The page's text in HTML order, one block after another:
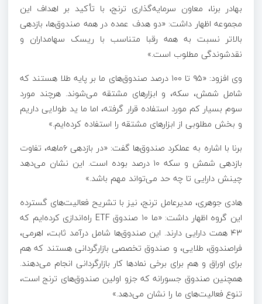
بهادر برنا، معاون سرمایه‌گذاری ترنج، با تأکید بر اهداف این
مجموعه اظهار داشت: «دو هدف عمده در همه صندوق‌ها، بازدهی
بالاتر نسبت به همه رقبا متناسب با ریسک سهامداران و
نقدشوندگی مطلوب است.»
وی افزود: «۹۵ تا ۱۰۰ درصد صندوق‌های ما بر پایه طلا هستند که
شامل شمش، سکه، و ابزارهای مشتقه می‌شوند. هرچند مورد
سوم بسیار کم مورد استفاده قرار گرفته، اما ما ید طولایی داریم
و بخش مطلوبی از ابزارهای مشتقه را استفاده کرده‌ایم.»
برنا با اشاره به عملکرد صندوق‌ها گفت: «در بازدهی ۶ماهه، تفاوت
بازدهی شمش و سکه ۱۰ درصد بوده است. این نشان می‌دهد
چینش دارایی تا چه حد می‌تواند مهم باشد.»
هادی جوهری، مدیرعامل ترنج، نیز با تشریح فعالیت‌های گسترده
این گروه اظهار داشت: «ما ۱۰ صندوقETF راه‌اندازی کرده‌ایم که
۴۳ همت دارایی دارند. این صندوق‌ها شامل درآمد ثابت، اهرمی،
فراصندوق، طلایی، و صندوق تخصصی بازارگردانی هستند که هم
برای اوراق و هم برای برخی نمادها کار بازارگردانی انجام می‌دهند.
همچنین صندوق جسورانه که جزو اولین صندوق‌های ترنج است،
تنوع فعالیت‌های ما را نشان می‌دهد.»